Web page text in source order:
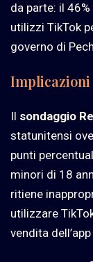
da parte: il
utilizzi TikTok
governo di
Implicazioni
Il sondaggio
statunitensi
punti
minori di 18
ritiene
utilizzare
vendita